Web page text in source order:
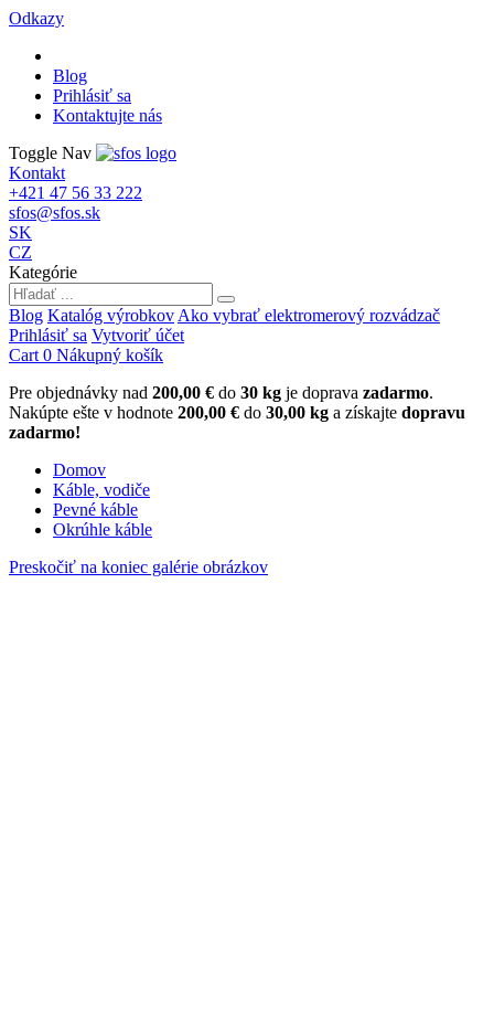
Odkazy
Blog
Prihlásiť sa
Kontaktujte nás
Toggle Nav
Kontakt
+421 47 56 33 222
sfos@sfos.sk
SK
CZ
Kategórie
Blog Katalóg výrobkov Ako vybrať elektromerový rozvádzač
Prihlásiť sa Vytvoriť účet
Cart 0 Nákupný košík
Pre objednávky nad 200,00 € do 30 kg je doprava zadarmo.
Nakúpte ešte v hodnote 200,00 € do 30,00 kg a získajte dopravu
zadarmo!
Domov
Káble, vodiče
Pevné káble
Okrúhle káble
Preskočiť na koniec galérie obrázkov